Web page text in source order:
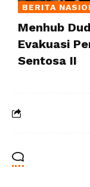
BERITA
Menhub
Evakuasi
Sentosa II